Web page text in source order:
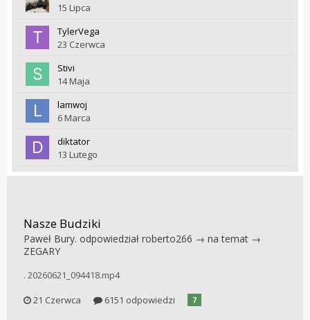
15 Lipca
TylerVega
23 Czerwca
Stivi
14 Maja
lamwoj
6 Marca
diktator
13 Lutego
Nasze Budziki
Paweł Bury. odpowiedział roberto266 → na temat →
ZEGARY
. 20260621_094418.mp4
21 Czerwca
6151 odpowiedzi 7